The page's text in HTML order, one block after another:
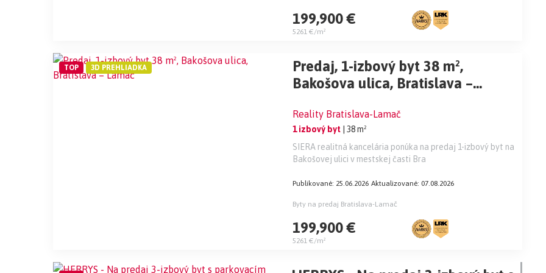
199,900 €
5261 €/m²
Predaj, 1-izbový byt 38 m²,
Bakošova ulica, Bratislava –
Reality Bratislava-Lamač
1 izbový byt
| 38 m²
SIERA realitná kancelária ponúka na predaj 1-izbový byt na
Bakošovej ulici v mestskej časti Bra
Publikované: 25.06.2026 Aktualizované: 07.08.2026
Byty na predaj Bratislava-Lamač
199,900 €
5261 €/m²
TOP 3D PREHLIADKA